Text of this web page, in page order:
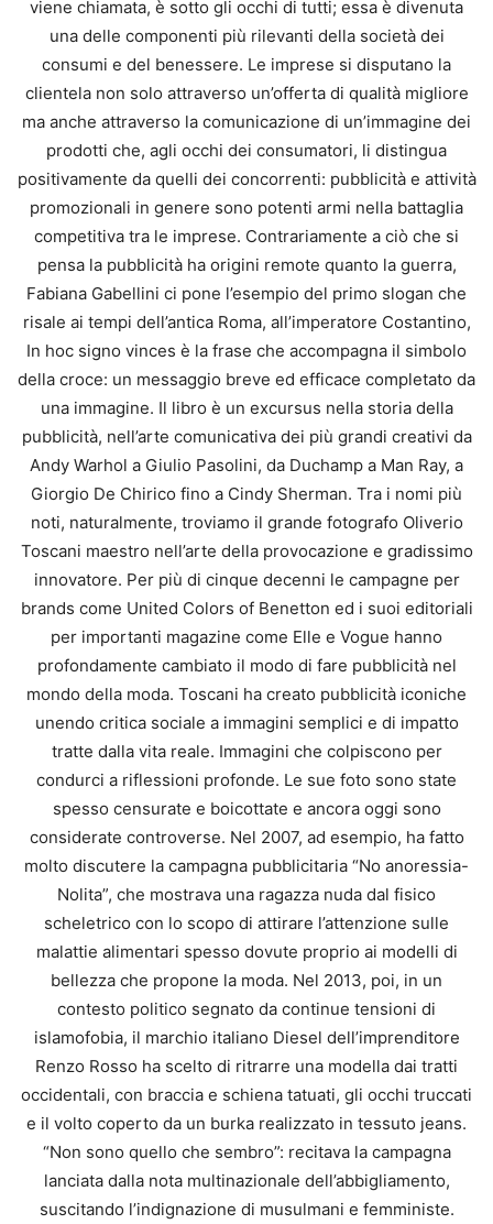
viene chiamata, è sotto gli occhi di tutti; essa è divenuta
una delle componenti più rilevanti della società dei
consumi e del benessere. Le imprese si disputano la
clientela non solo attraverso un’offerta di qualità migliore
ma anche attraverso la comunicazione di un’immagine dei
prodotti che, agli occhi dei consumatori, li distingua
positivamente da quelli dei concorrenti: pubblicità e attività
promozionali in genere sono potenti armi nella battaglia
competitiva tra le imprese. Contrariamente a ciò che si
pensa la pubblicità ha origini remote quanto la guerra,
Fabiana Gabellini ci pone l’esempio del primo slogan che
risale ai tempi dell’antica Roma, all’imperatore Costantino,
In hoc signo vinces è la frase che accompagna il simbolo
della croce: un messaggio breve ed efficace completato da
una immagine. Il libro è un excursus nella storia della
pubblicità, nell’arte comunicativa dei più grandi creativi da
Andy Warhol a Giulio Pasolini, da Duchamp a Man Ray, a
Giorgio De Chirico fino a Cindy Sherman. Tra i nomi più
noti, naturalmente, troviamo il grande fotografo Oliverio
Toscani maestro nell’arte della provocazione e gradissimo
innovatore. Per più di cinque decenni le campagne per
brands come United Colors of Benetton ed i suoi editoriali
per importanti magazine come Elle e Vogue hanno
profondamente cambiato il modo di fare pubblicità nel
mondo della moda. Toscani ha creato pubblicità iconiche
unendo critica sociale a immagini semplici e di impatto
tratte dalla vita reale. Immagini che colpiscono per
condurci a riflessioni profonde. Le sue foto sono state
spesso censurate e boicottate e ancora oggi sono
considerate controverse. Nel 2007, ad esempio, ha fatto
molto discutere la campagna pubblicitaria “No anoressia-
Nolita”, che mostrava una ragazza nuda dal fisico
scheletrico con lo scopo di attirare l’attenzione sulle
malattie alimentari spesso dovute proprio ai modelli di
bellezza che propone la moda. Nel 2013, poi, in un
contesto politico segnato da continue tensioni di
islamofobia, il marchio italiano Diesel dell’imprenditore
Renzo Rosso ha scelto di ritrarre una modella dai tratti
occidentali, con braccia e schiena tatuati, gli occhi truccati
e il volto coperto da un burka realizzato in tessuto jeans.
“Non sono quello che sembro”: recitava la campagna
lanciata dalla nota multinazionale dell’abbigliamento,
suscitando l’indignazione di musulmani e femministe.